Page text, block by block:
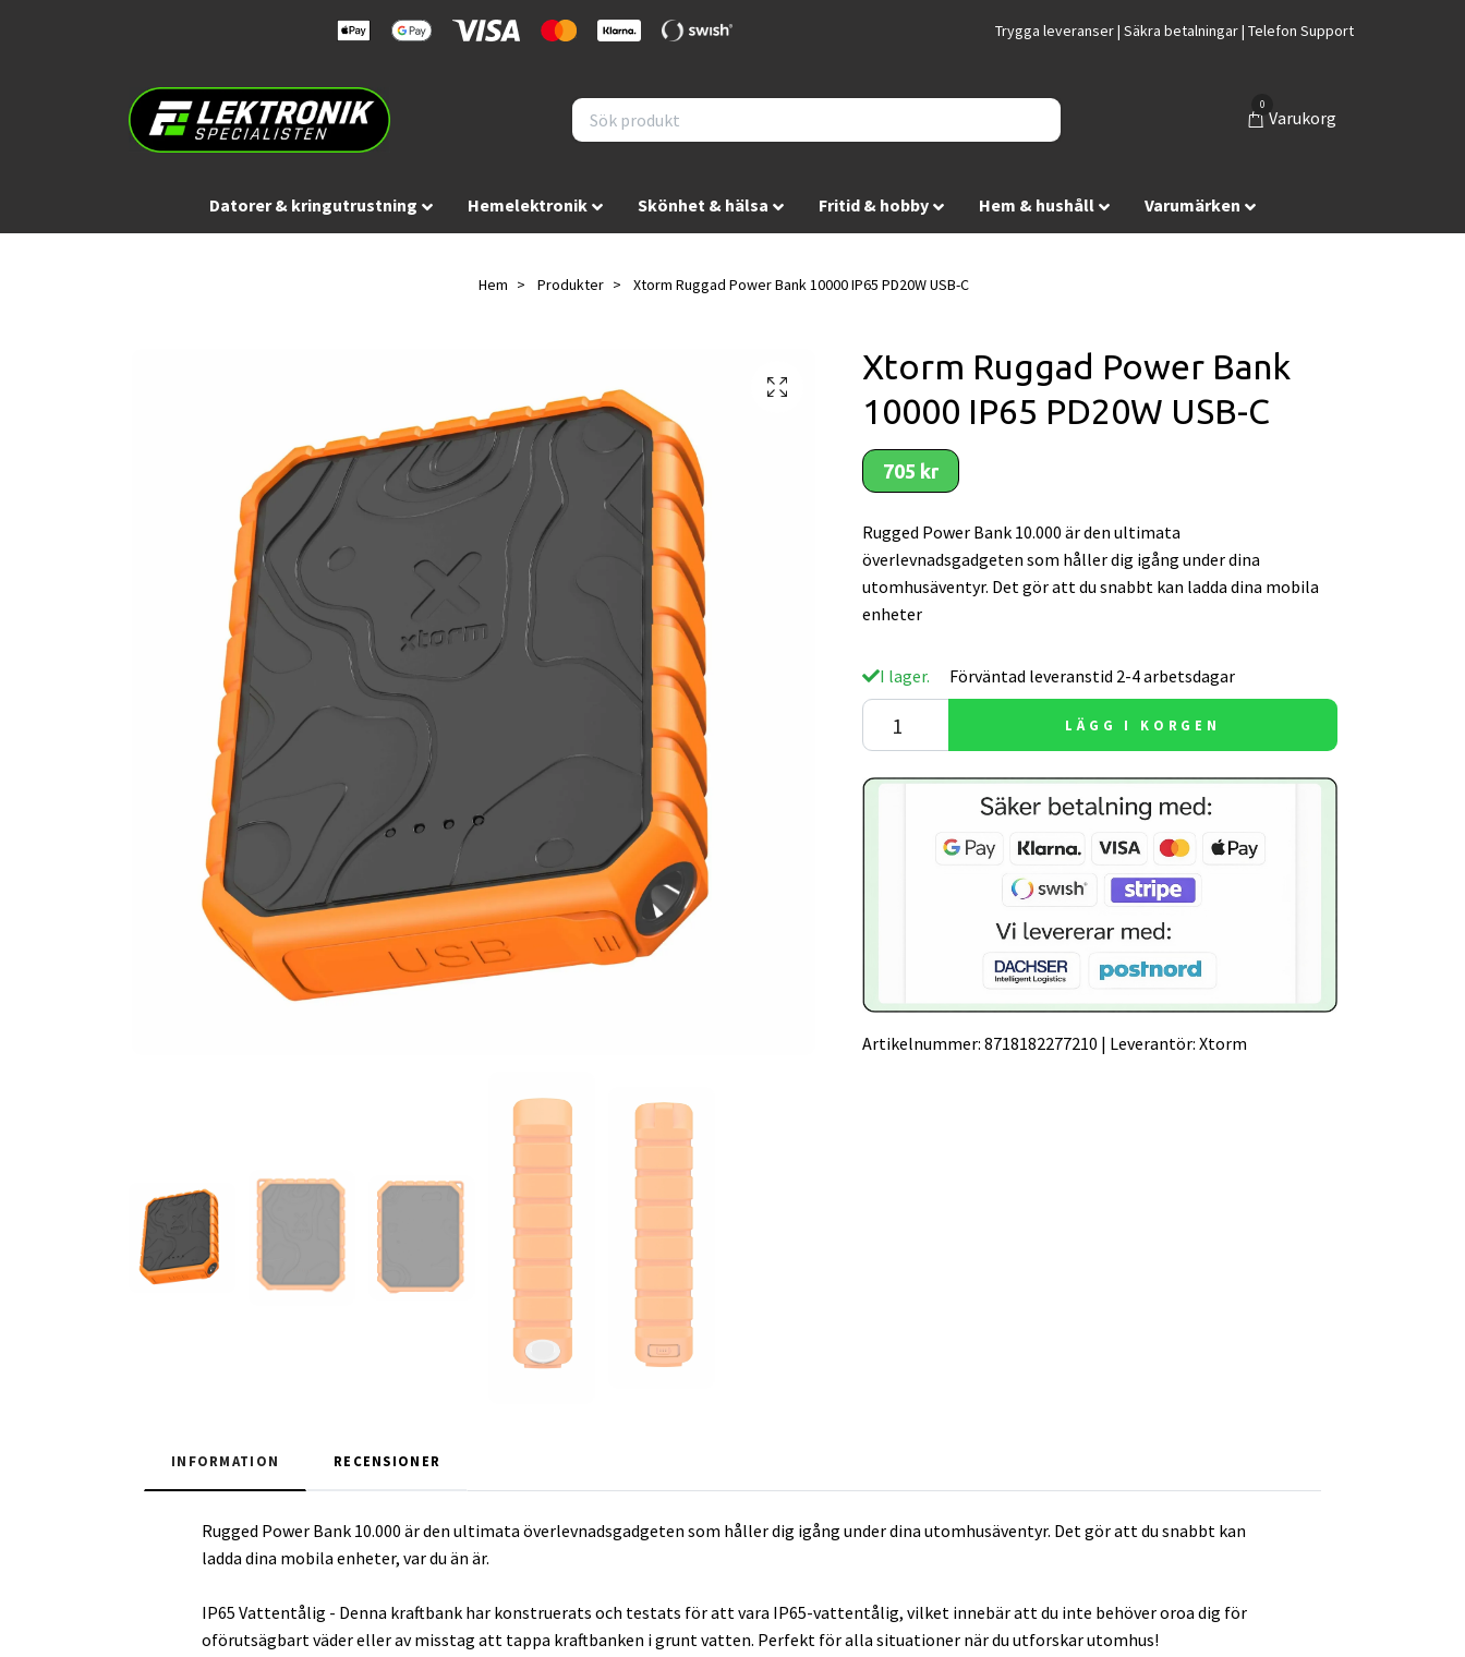
Trygga leveranser | Säkra betalningar | Telefon Support
0
Varukorg
Datorer & kringutrustning Hemelektronik Skönhet & hälsa Fritid & hobby Hem & hushåll Varumärken
Hem Produkter Xtorm Ruggad Power Bank 10000 IP65 PD20W USB-C
Xtorm Ruggad Power Bank
10000 IP65 PD20W USB-C
705 kr
Rugged Power Bank 10.000 är den ultimata
överlevnadsgadgeten som håller dig igång under dina
utomhusäventyr. Det gör att du snabbt kan ladda dina mobila
enheter
I lager. Förväntad leveranstid 2-4 arbetsdagar
LÄGG I KORGEN
Artikelnummer: 8718182277210 | Leverantör: Xtorm
INFORMATION RECENSIONER
Rugged Power Bank 10.000 är den ultimata överlevnadsgadgeten som håller dig igång under dina utomhusäventyr. Det gör att du snabbt kan
ladda dina mobila enheter, var du än är.
IP65 Vattentålig - Denna kraftbank har konstruerats och testats för att vara IP65-vattentålig, vilket innebär att du inte behöver oroa dig för
oförutsägbart väder eller av misstag att tappa kraftbanken i grunt vatten. Perfekt för alla situationer när du utforskar utomhus!